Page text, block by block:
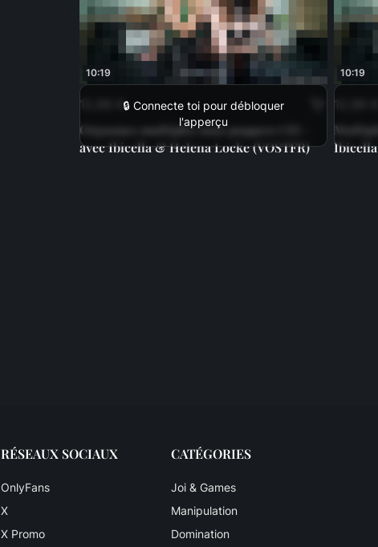
10:19
🔒 Connecte toi pour débloquer
l'apperçu
12,99 €
Orgasmes multiples sous poppers CEI -
avec Ibicella & Helena Locke (VOSTFR)
10:19
12,99
RÉSEAUX SOCIAUX
OnlyFans
X
X Promo
CATÉGORIES
Joi & Games
Manipulation
Domination